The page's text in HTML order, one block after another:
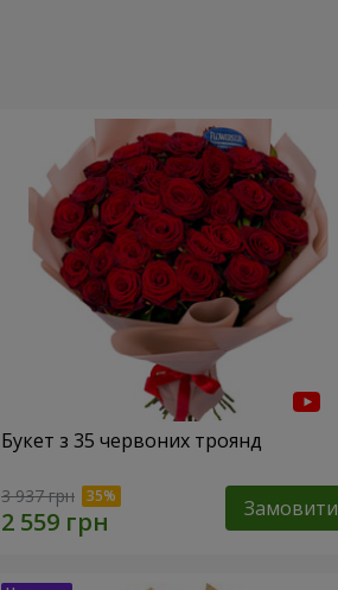
Букет з 35 червоних троянд
3 937 грн Замовити